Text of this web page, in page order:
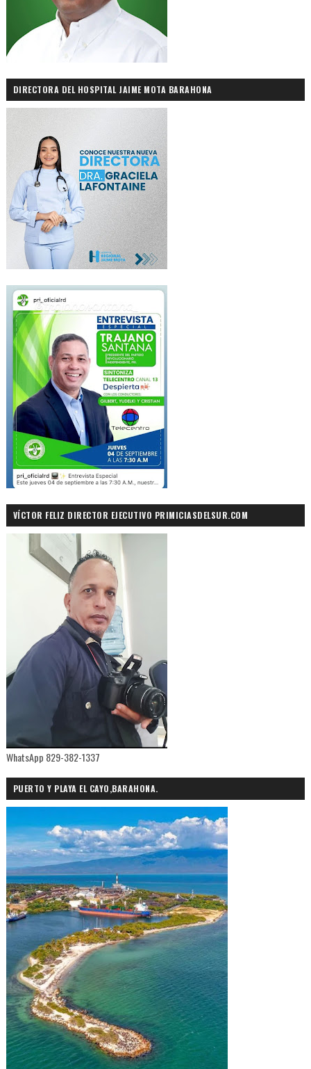
DIRECTORA DEL HOSPITAL JAIME MOTA BARAHONA
VÍCTOR FELIZ DIRECTOR EJECUTIVO PRIMICIASDELSUR.COM
WhatsApp 829-382-1337
PUERTO Y PLAYA EL CAYO,BARAHONA.